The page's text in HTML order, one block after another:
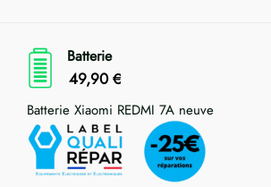
Batterie
49,90 €
Batterie Xiaomi REDMI 7A neuve